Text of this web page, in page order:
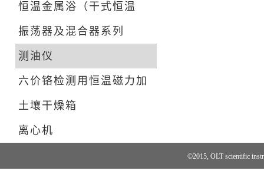
恒温金属浴（干式恒温
器）
振荡器及混合器系列
测油仪
六价铬检测用恒温磁力加
热搅拌器
土壤干燥箱
离心机
©2015, OLT scientific